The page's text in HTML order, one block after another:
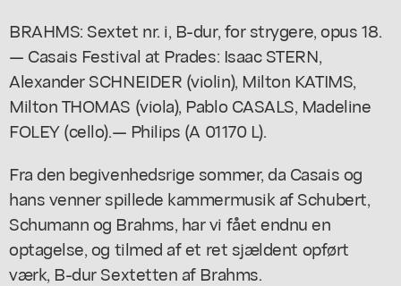
BRAHMS: Sextet nr. i, B-dur, for strygere, opus 18.
— Casais Festival at Prades: Isaac STERN,
Alexander SCHNEIDER (violin), Milton KATIMS,
Milton THOMAS (viola), Pablo CASALS, Madeline
FOLEY (cello).— Philips (A 01170 L).
Fra den begivenhedsrige sommer, da Casais og
hans venner spillede kammermusik af Schubert,
Schumann og Brahms, har vi fået endnu en
optagelse, og tilmed af et ret sjældent opført
værk, B-dur Sextetten af Brahms.